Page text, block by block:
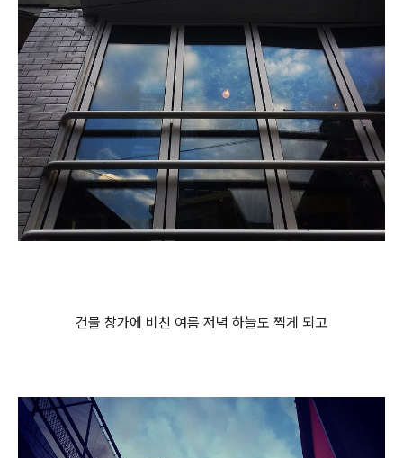
건물 창가에 비친 여름 저녁 하늘도 찍게 되고